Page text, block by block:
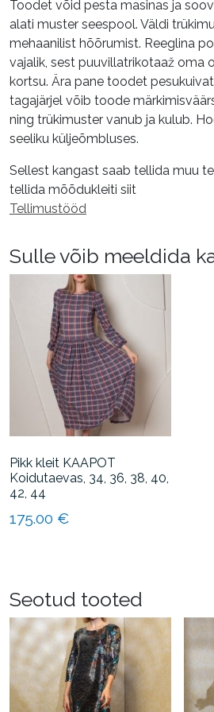
42,
46
kogus
Toodet võid pesta masinas ja
alati muster seespool. Väldi
mehaanilist hõõrumist. Reeglina
vajalik, sest puuvillatrikotaaž oma
kortsu. Ära pane toodet
tagajärjel võib toode
ning trükimuster vanub ja kulub.
seeliku küljeõmbluses.
Sellest kangast saab tellida muu
tellida mõõdukleiti siit
Tellimustööd
Sulle võib meeldida
Pikk kleit KAAPOT
Koidutaevas, 34, 36, 38, 40,
42, 44
175.00 €
mitu
varianti.
Valikuid
saab
teha
tootelehel.
Seotud tooted